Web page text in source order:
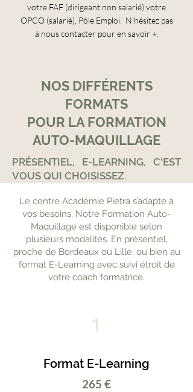
votre FAF (dirigeant non salarié) votre
OPCO (salarié), Pôle Emploi. N'hésitez pas
à nous contacter pour en savoir +.
NOS DIFFÉRENTS
FORMATS
POUR LA FORMATION
AUTO-MAQUILLAGE
PRÉSENTIEL, E-LEARNING, C'EST
VOUS QUI CHOISISSEZ.
Le centre Académie Pietra s’adapte à
vos besoins. Notre Formation Auto-
Maquillage est disponible selon
plusieurs modalités. En présentiel,
proche de Bordeaux ou Lille, ou bien au
format E-Learning avec suivi étroit de
votre coach formatrice.
1
Format E-Learning
265 €